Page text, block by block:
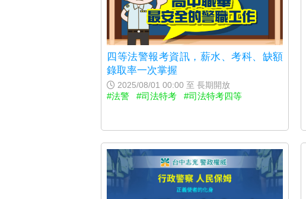
四等法警報考資訊，薪水、考科、缺額
錄取率一次掌握
2025/08/01 00:00 至 長期開放
#法警 #司法特考 #司法特考四等